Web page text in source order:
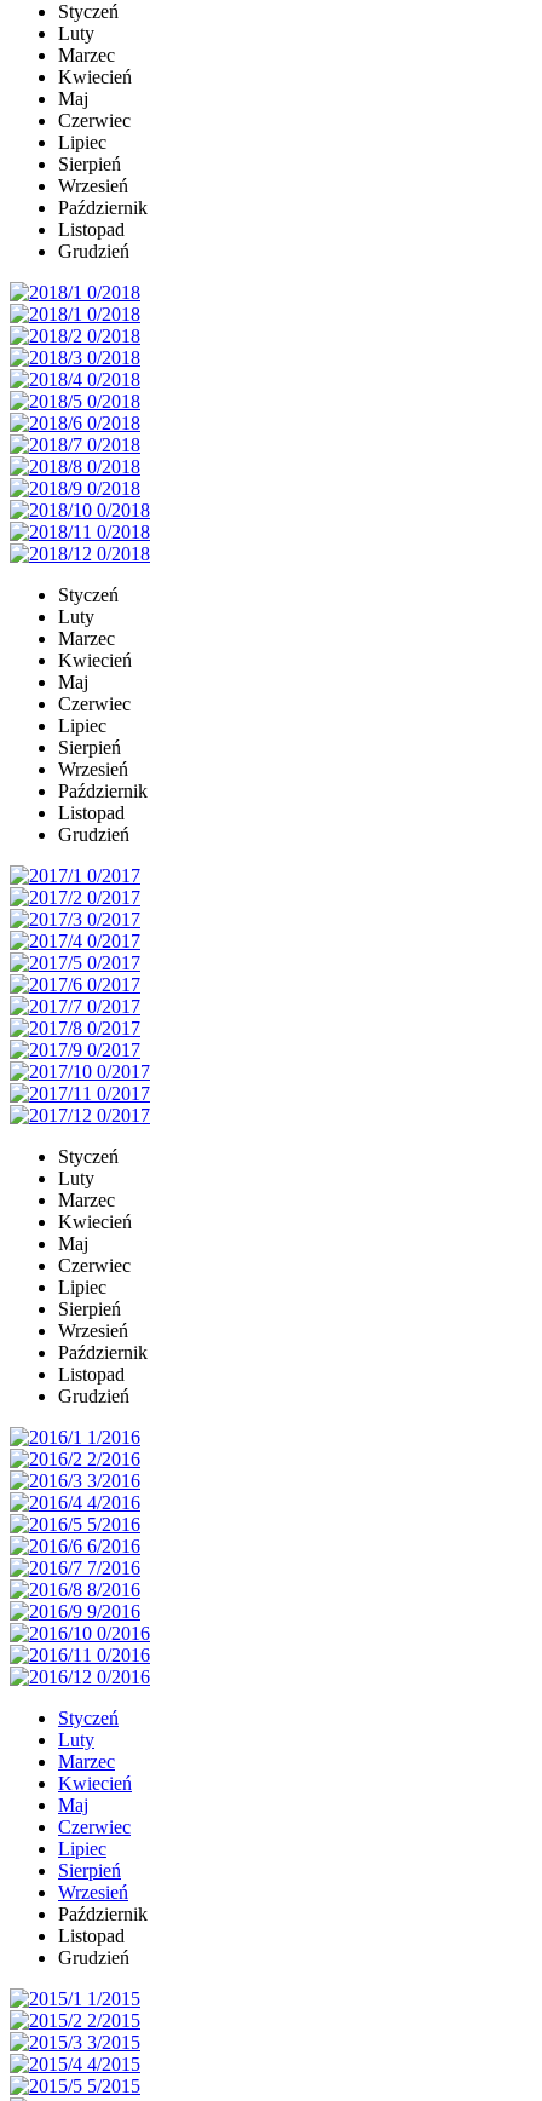
Styczeń
Luty
Marzec
Kwiecień
Maj
Czerwiec
Lipiec
Sierpień
Wrzesień
Październik
Listopad
Grudzień
Styczeń
Luty
Marzec
Kwiecień
Maj
Czerwiec
Lipiec
Sierpień
Wrzesień
Październik
Listopad
Grudzień
Styczeń
Luty
Marzec
Kwiecień
Maj
Czerwiec
Lipiec
Sierpień
Wrzesień
Październik
Listopad
Grudzień
Styczeń
Luty
Marzec
Kwiecień
Maj
Czerwiec
Lipiec
Sierpień
Wrzesień
Październik
Listopad
Grudzień